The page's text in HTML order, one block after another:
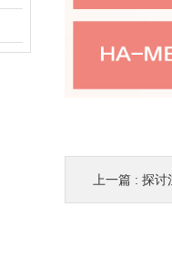
上一篇 : 探讨